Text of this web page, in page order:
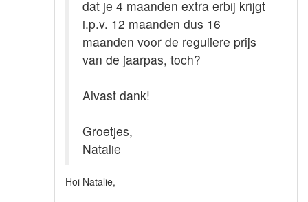
dat je 4 maanden extra erbij krijgt
i.p.v. 12 maanden dus 16
maanden voor de reguliere prijs
van de jaarpas, toch?
Alvast dank!
Groetjes,
Natalie
Hoi Natalie,